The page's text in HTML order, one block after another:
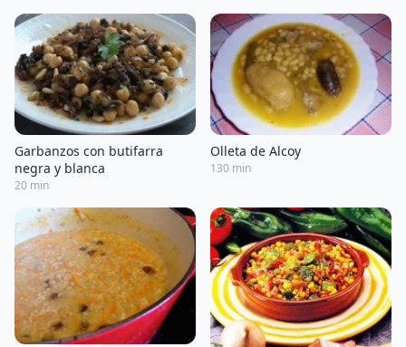
Garbanzos con butifarra
negra y blanca
20 min
Olleta de Alcoy
130 min